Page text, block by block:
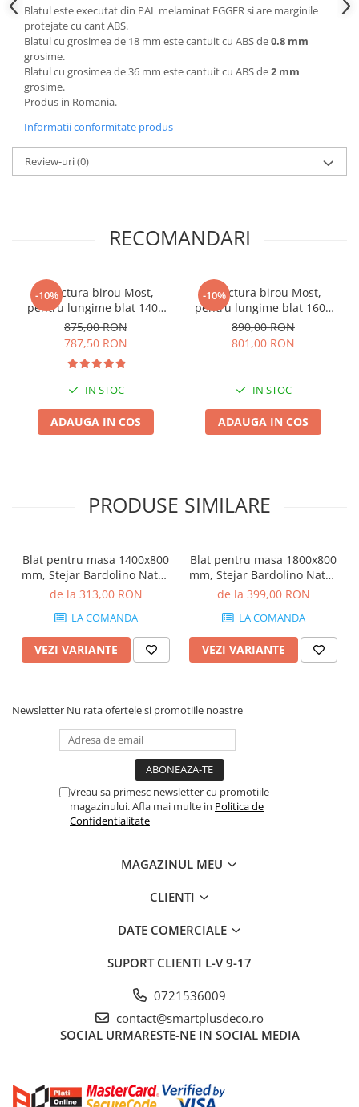
Blatul este executat din PAL melaminat EGGER si are marginile
protejate cu cant ABS.
Blatul cu grosimea de 18 mm este cantuit cu ABS de0.8 mm
grosime.
Blatul cu grosimea de 36 mm este cantuit cu ABS de2 mm
grosime.
Produs in Romania.
Informatii conformitate produs
Review-uri(0)
RECOMANDARI
-10%
Structura birou Most,
pentru lungime blat 1400
mm, finisaj negru
875,00 RON
787,50 RON
IN STOC
ADAUGA IN COS
-10%
Structura birou Most,
pentru lungime blat 1600
mm, finisaj negru
890,00 RON
801,00 RON
IN STOC
ADAUGA IN COS
PRODUSE SIMILARE
Blat pentru masa 1400x800
mm, Stejar Bardolino Natur
H1145 ST10
de la 313,00 RON
LA COMANDA
VEZI VARIANTE
Blat pentru masa 1800x800
mm, Stejar Bardolino Natur
H1145 ST10
de la 399,00 RON
LA COMANDA
VEZI VARIANTE
Newsletter Nu rata ofertele si promotiile noastre
Vreau sa primesc newsletter cu promotiile
magazinului. Afla mai multe in Politica de
Confidentialitate
MAGAZINUL MEU
CLIENTI
DATE COMERCIALE
SUPORT CLIENTI L-V 9-17
0721536009
contact@smartplusdeco.ro
SOCIAL URMARESTE-NE IN SOCIAL MEDIA